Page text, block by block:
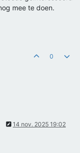
mee te doen.
0
14 nov. 2025 19:02